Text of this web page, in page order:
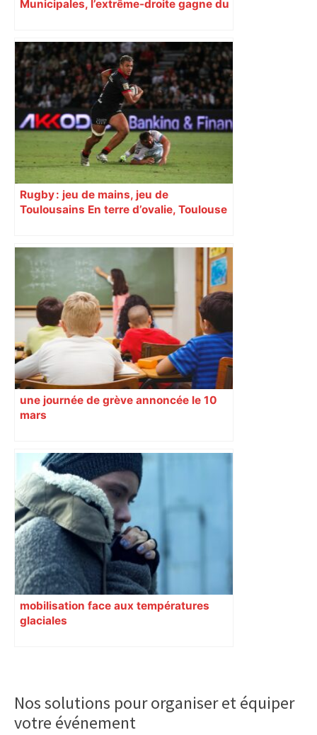
Municipales, l’extrême-droite gagne du
Rugby : jeu de mains, jeu de
Toulousains En terre d’ovalie, Toulouse
revendiquant surtout son art du jeu en
mouvement, vif et spectaculaire.
Décryptage. Série (4 / 10)
une journée de grève annoncée le 10
mars
mobilisation face aux températures
glaciales
Sidebar
Nos solutions pour organiser et équiper
votre événement